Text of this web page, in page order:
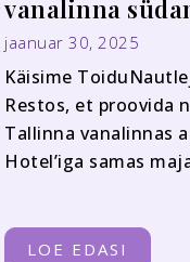
vanalinna
jaanuar 30, 2025
Käisime
Restos, et proovida
Tallinna vanalinnas
Hotel’iga samas
LOE EDASI